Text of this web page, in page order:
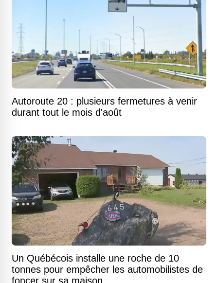
Autoroute 20 : plusieurs fermetures à venir
durant tout le mois d'août
Un Québécois installe une roche de 10
tonnes pour empêcher les automobilistes de
foncer sur sa maison